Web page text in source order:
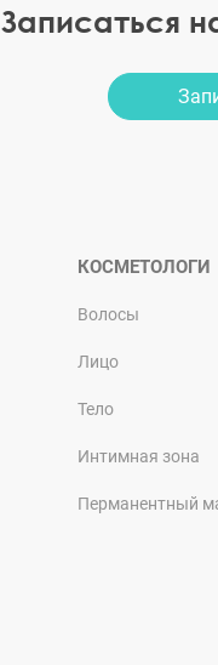
Записаться
КОСМЕТОЛОГИ
Волосы
Лицо
Тело
Интимная зона
Перманентный